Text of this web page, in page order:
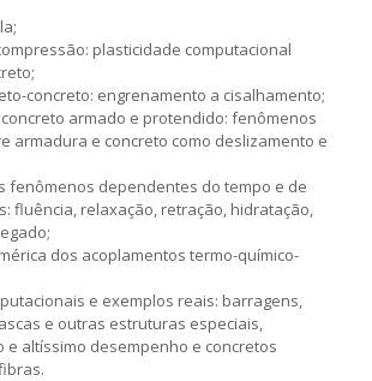
plasticidade computacional
concreto: engrenamento a cisalhamento;
concreto armado e protendido: fenômenos
armadura e concreto como deslizamento e
fenômenos dependentes do tempo e de
fluência, relaxação, retração, hidratação,
dos acoplamentos termo-químico-
e exemplos reais: barragens,
e outras estruturas especiais,
e altíssimo desempenho e concretos